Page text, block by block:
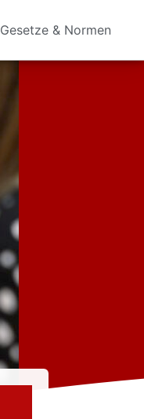
Gesetze & Normen